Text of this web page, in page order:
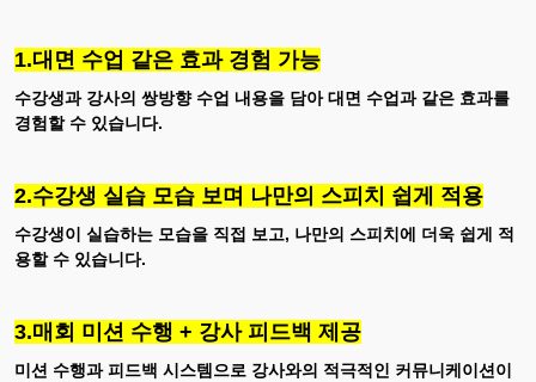
1.대면 수업 같은 효과 경험 가능
수강생과 강사의 쌍방향 수업 내용을 담아 대면 수업과 같은 효과를
경험할 수 있습니다.
2.수강생 실습 모습 보며 나만의 스피치 쉽게 적용
수강생이 실습하는 모습을 직접 보고, 나만의 스피치에 더욱 쉽게 적
용할 수 있습니다.
3.매회 미션 수행 + 강사 피드백 제공
미션 수행과 피드백 시스템으로 강사와의 적극적인 커뮤니케이션이